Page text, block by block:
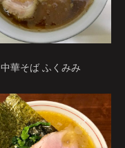
中華そば ふくみみ